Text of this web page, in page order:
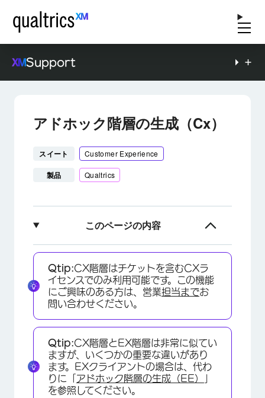
Support
アドホック階層の生成（Cx）
スイート Customer Experience
製品 Qualtrics
このページの内容
アドホック階層について
アドホック階層の生成
FAQs
Qtip:CX階層はチケットを含むCXラ
イセンスでのみ利用可能です。この機能
にご興味のある方は、営業担当までお
問い合わせください。
Qtip:CX階層とEX階層は非常に似てい
ますが、いくつかの重要な違いがあり
ます。EXクライアントの場合は、代わ
りに「 アドホック階層の生成（EE）
を参照してください。